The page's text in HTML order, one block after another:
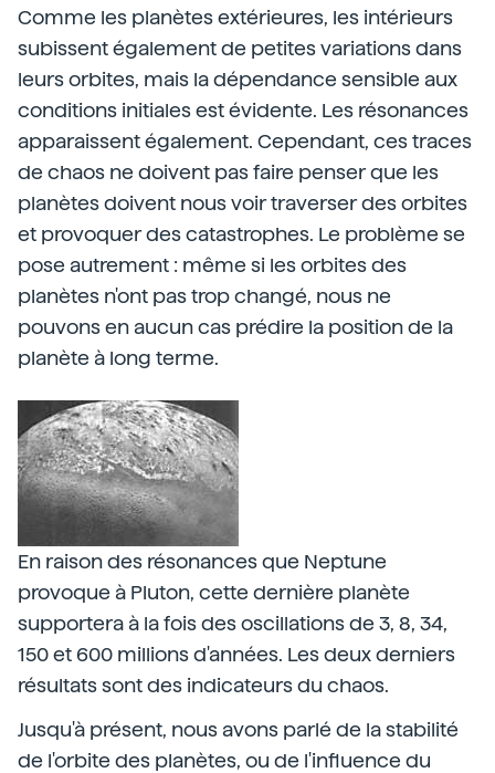
Comme les planètes extérieures, les intérieurs
subissent également de petites variations dans
leurs orbites, mais la dépendance sensible aux
conditions initiales est évidente. Les résonances
apparaissent également. Cependant, ces traces
de chaos ne doivent pas faire penser que les
planètes doivent nous voir traverser des orbites
et provoquer des catastrophes. Le problème se
pose autrement : même si les orbites des
planètes n'ont pas trop changé, nous ne
pouvons en aucun cas prédire la position de la
planète à long terme.
En raison des résonances que Neptune
provoque à Pluton, cette dernière planète
supportera à la fois des oscillations de 3, 8, 34,
150 et 600 millions d'années. Les deux derniers
résultats sont des indicateurs du chaos.
Jusqu'à présent, nous avons parlé de la stabilité
de l'orbite des planètes, ou de l'influence du